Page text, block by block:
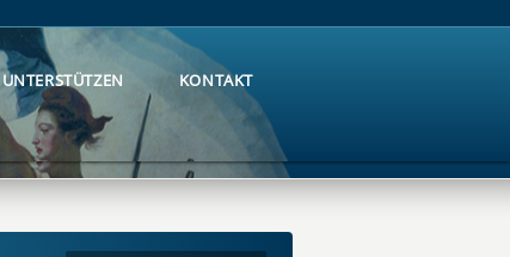
UNTERSTÜTZEN KONTAKT
UNTERSTÜTZEN KONTAKT